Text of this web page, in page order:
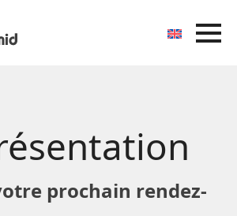
prochain rendez-